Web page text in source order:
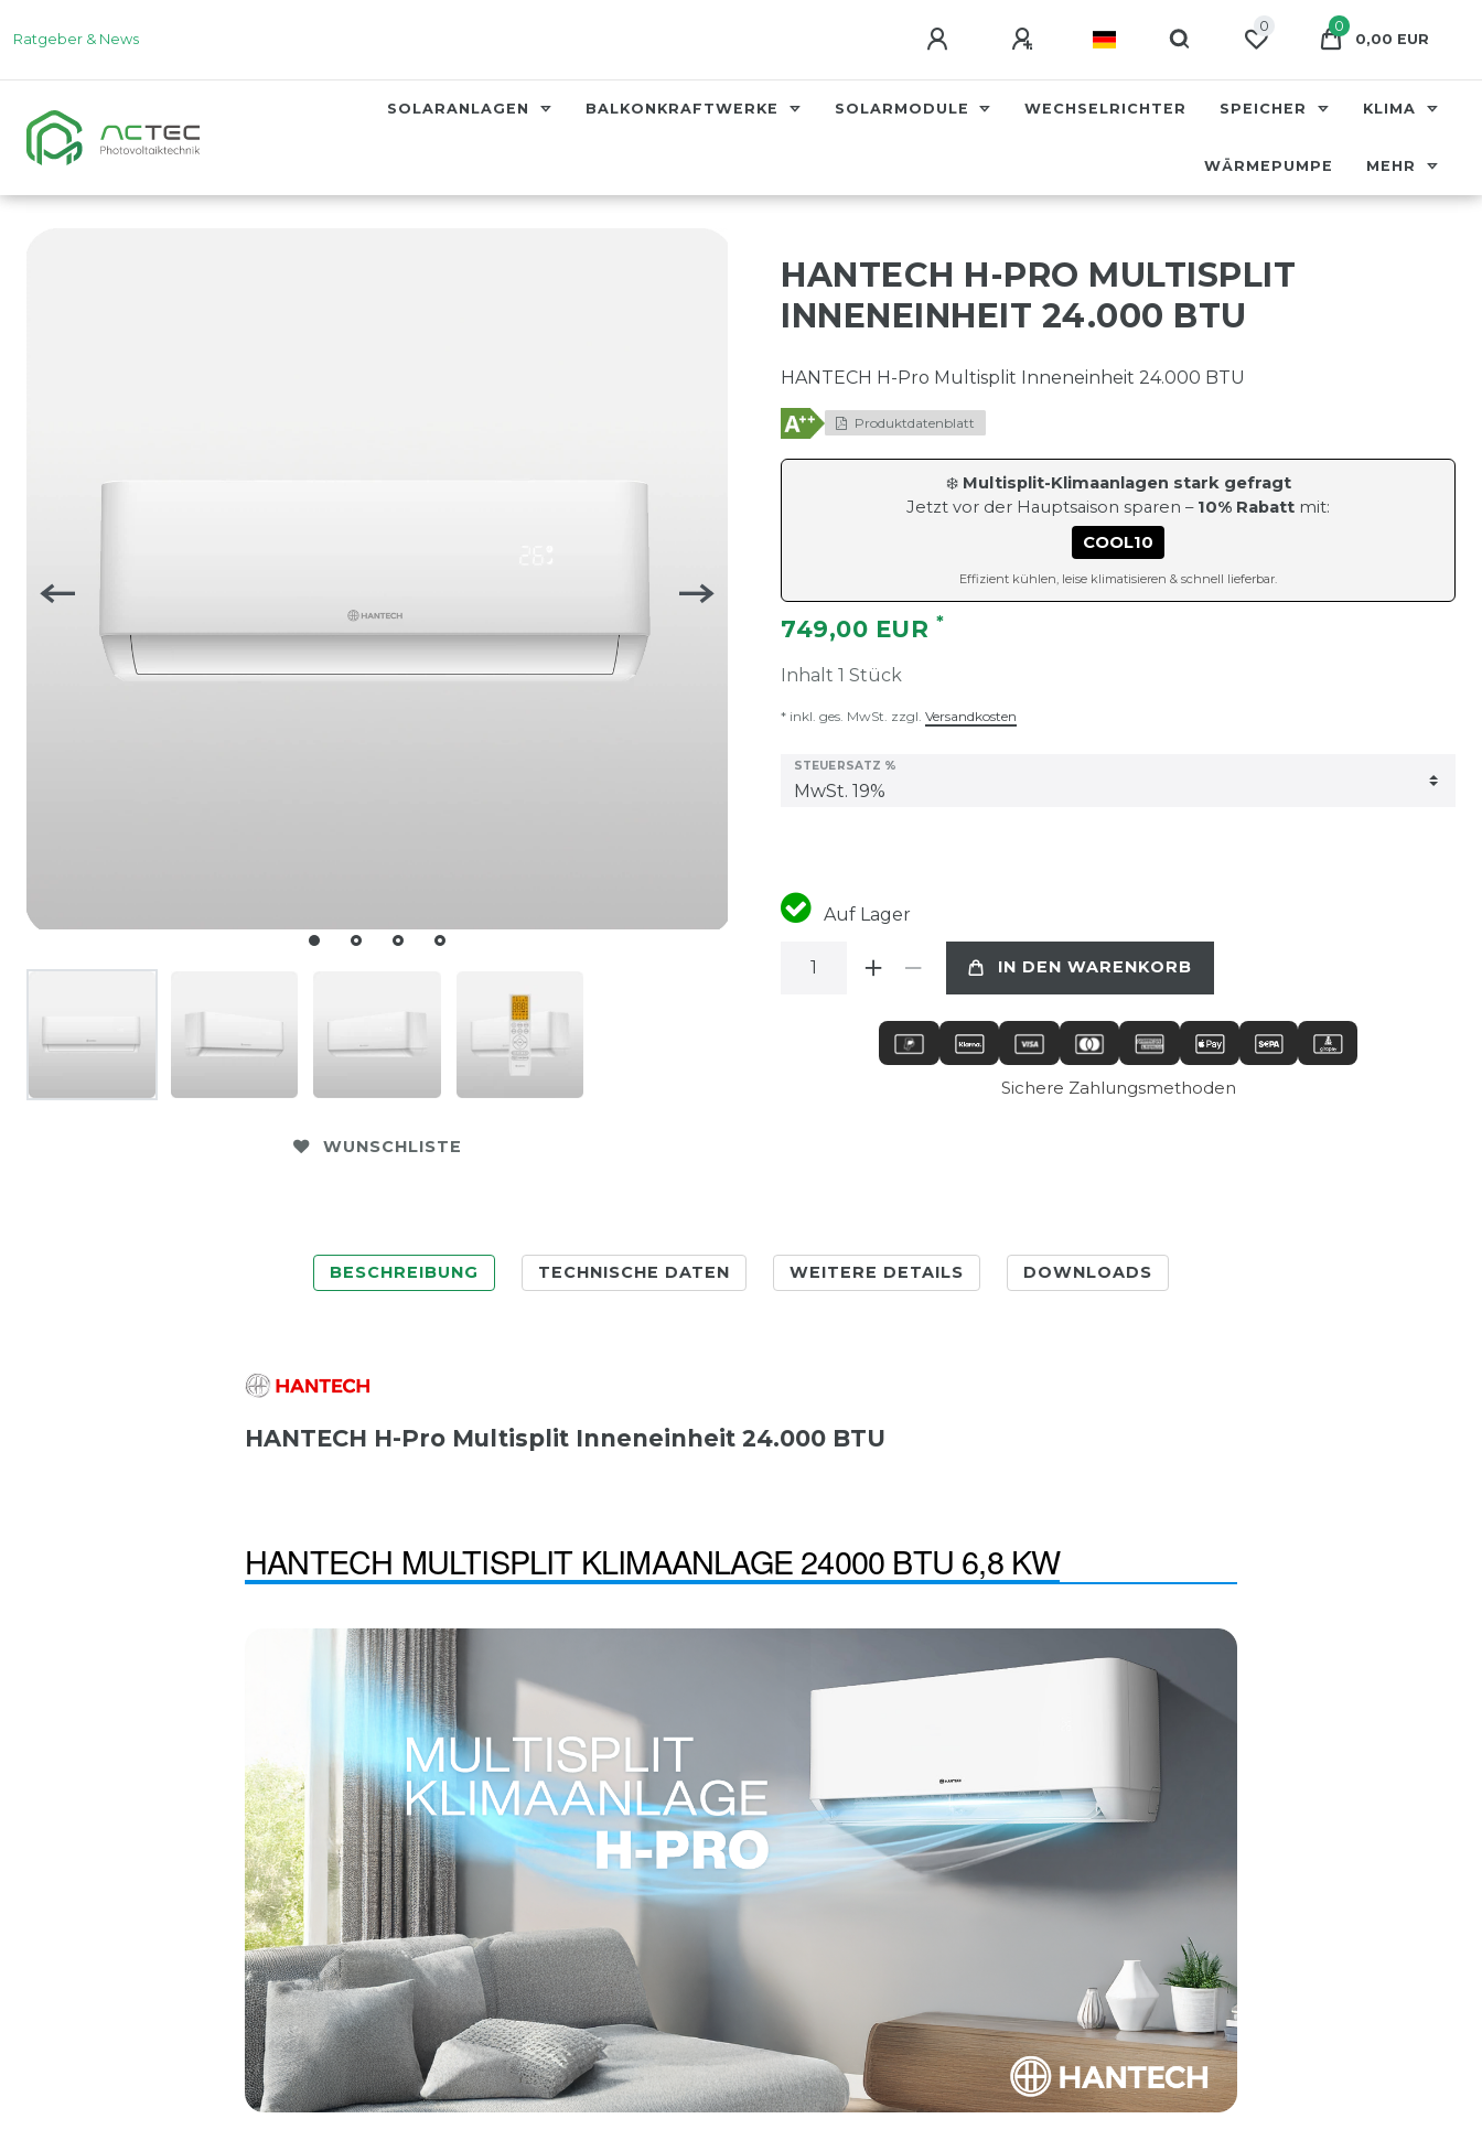
Ratgeber & News
0
0
0,00 EUR
SOLARANLAGEN BALKONKRAFTWERKE SOLARMODULE WECHSELRICHTER SPEICHER KLIMA
WÄRMEPUMPE MEHR
WUNSCHLISTE
HANTECH H-PRO MULTISPLIT
INNENEINHEIT 24.000 BTU
HANTECH H-Pro Multisplit Inneneinheit 24.000 BTU
Produktdatenblatt
❄️ Multisplit-Klimaanlagen stark gefragt
Jetzt vor der Hauptsaison sparen – 10% Rabatt mit:
COOL10
Effizient kühlen, leise klimatisieren & schnell lieferbar.
749,00 EUR *
Inhalt 1 Stück
* inkl. ges. MwSt. zzgl. Versandkosten
STEUERSATZ %
Auf Lager
IN DEN WARENKORB
Sichere Zahlungsmethoden
BESCHREIBUNG TECHNISCHE DATEN WEITERE DETAILS DOWNLOADS
HANTECH H-Pro Multisplit Inneneinheit 24.000 BTU
HANTECH MULTISPLIT KLIMAANLAGE 24000 BTU 6,8 KW